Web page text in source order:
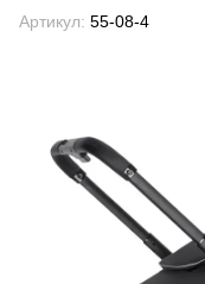
Артикул: 55-08-4